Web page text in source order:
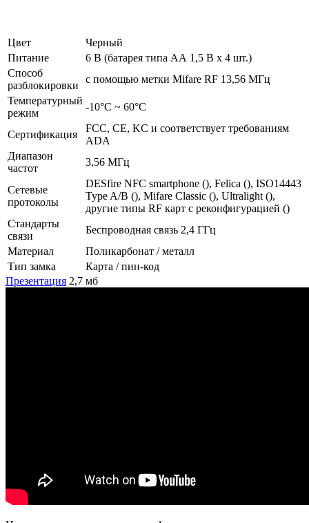
Цвет
Черный
Питание
6 В (батарея типа АА 1,5 В х 4 шт.)
Способ
разблокировки
с помощью метки Mifare RF 13,56 МГц
Температурный
режим
-10°С ~ 60°С
Сертификация
FCC, CE, KC и соответствует требованиям
ADA
Диапазон
частот
3,56 МГц
Сетевые
протоколы
DESfire NFC smartphone (), Felica (), ISO14443
Type A/B (), Mifare Classic (), Ultralight (),
другие типы RF карт с реконфигурацией ()
Стандарты
связи
Беспроводная связь 2,4 ГГц
Материал
Поликарбонат / металл
Тип замка
Карта / пин-код
Презентация 2,7 мб